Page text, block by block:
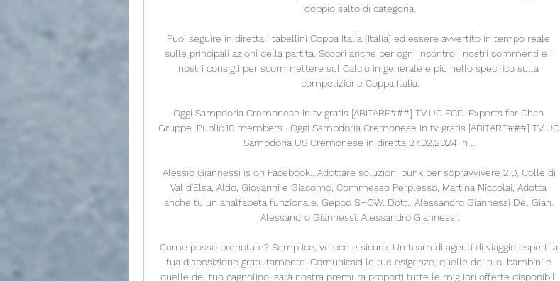
doppio salto di categoria.
Puoi seguire in diretta i tabellini Coppa Italia (Italia) ed essere avvertito in tempo reale
sulle principali azioni della partita. Scopri anche per ogni incontro i nostri commenti e i
nostri consigli per scommettere sul Calcio in generale e più nello specifico sulla
competizione Coppa Italia.
Oggi Sampdoria Cremonese in tv gratis [ABITARE###] TV UC ECD-Experts for Chan
Gruppe. Public·10 members · Oggi Sampdoria Cremonese in tv gratis [ABITARE###] TV UC
Sampdoria US Cremonese in diretta 27.02.2024 In ...
Alessio Giannessi is on Facebook.. Adottare soluzioni punk per sopravvivere 2.0, Colle di
Val d'Elsa, Aldo, Giovanni e Giacomo, Commesso Perplesso, Martina Niccolai, Adotta
anche tu un analfabeta funzionale, Geppo SHOW, Dott.. Alessandro Giannessi Del Gian.
Alessandro Giannessi. Alessandro Giannessi.
Come posso prenotare? Semplice, veloce e sicuro. Un team di agenti di viaggio esperti a
tua disposizione gratuitamente. Comunicaci le tue esigenze, quelle dei tuoi bambini e
quelle del tuo cagnolino, sarà nostra premura proporti tutte le migliori offerte disponibili